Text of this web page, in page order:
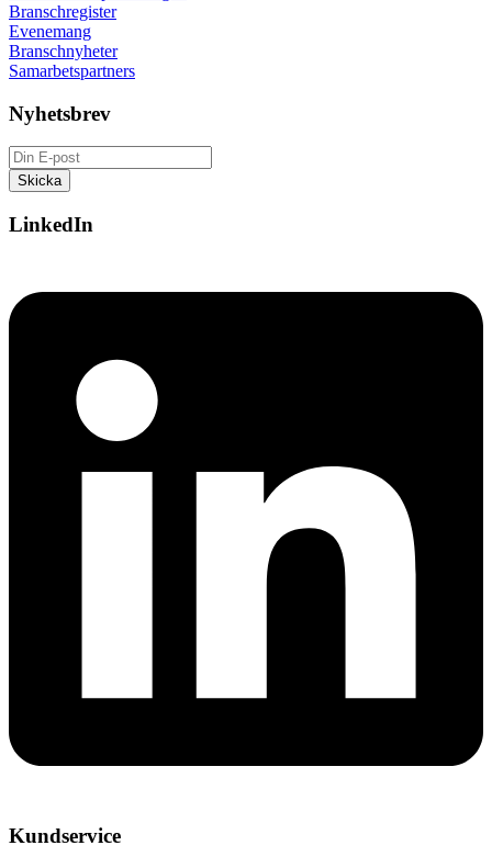
Branschregister
Evenemang
Branschnyheter
Samarbetspartners
Nyhetsbrev
LinkedIn
Kundservice